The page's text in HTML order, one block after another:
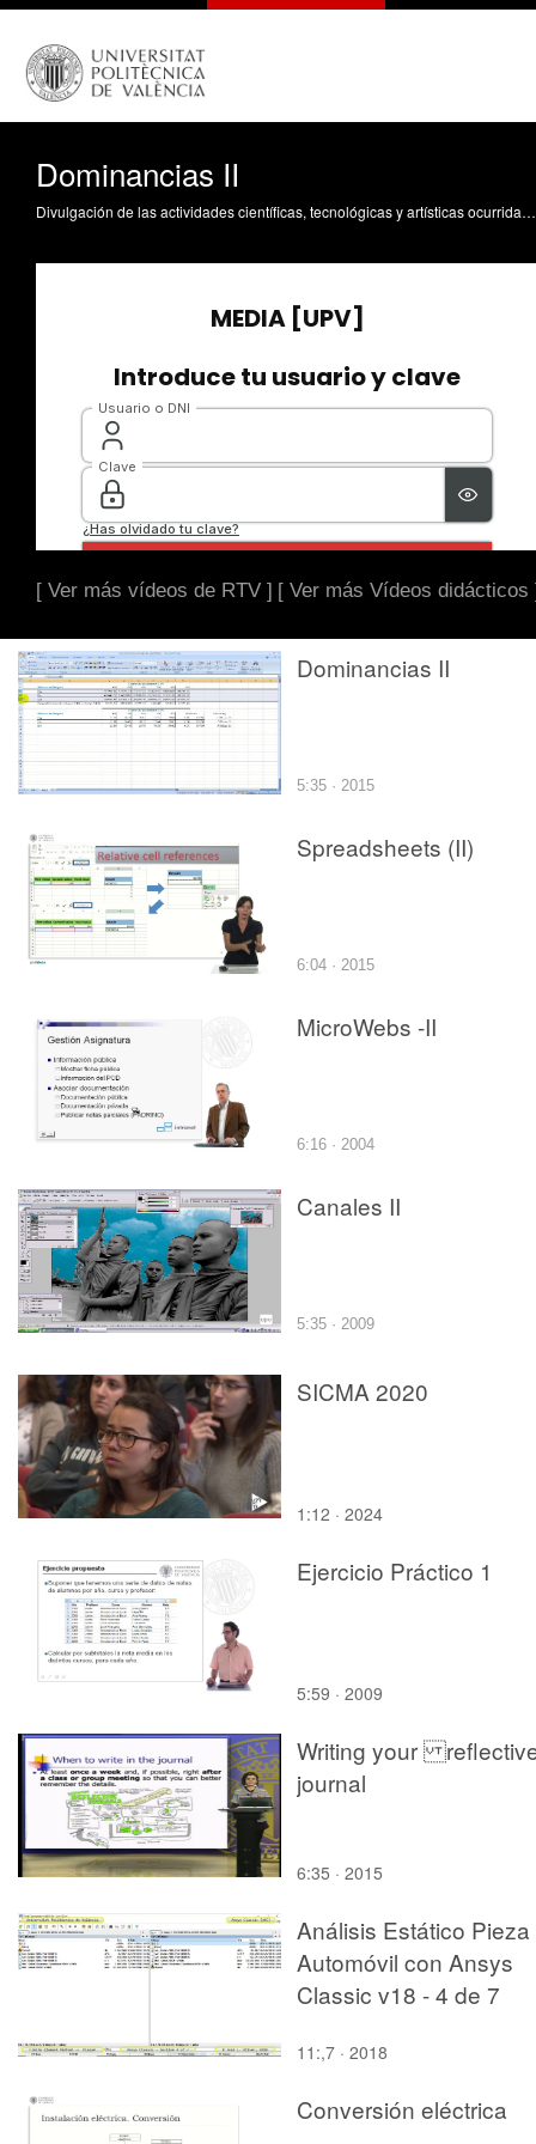
Dominancias II
Divulgación de las actividades científicas, tecnológicas y artísticas ocurridas en los tres campus de la UPV
[ Ver más vídeos de RTV ] [ Ver más Vídeos didácticos
Dominancias II
5:35 · 2015
Spreadsheets (II)
6:04 · 2015
MicroWebs -II
6:16 · 2004
Canales II
5:35 · 2009
SICMA 2020
1:12 · 2024
Ejercicio Práctico 1
5:59 · 2009
Writing your
journal
6:35 · 2015
Análisis Estático Pieza
Automóvil con Ansys
Classic v18 - 4 de 7
11:,7 · 2018
Conversión eléctrica